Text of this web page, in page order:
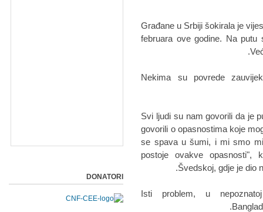
Građane u Srbiji šokirala je
februara ove godine. Na putu
Nekima su povrede
"Svi ljudi su nam govorili da je
govorili o opasnostima koje
se spava u šumi, i mi smo
postoje ovakve
Švedskoj, gdje je dio
Isti problem, u
DONATORI